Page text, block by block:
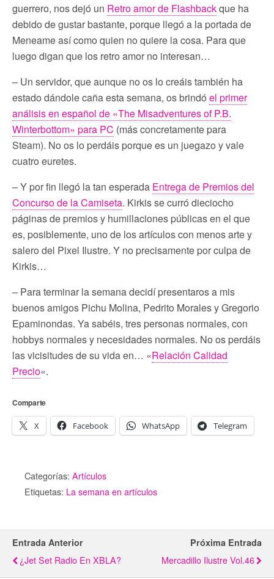
guerrero, nos dejó un Retro amor de Flashbackque ha
debido de gustar bastante, porque llegó a la portada de
Meneame así como quien no quiere la cosa. Para que
luego digan que los retro amor no interesan…
– Un servidor, que aunque no os lo creáis también ha
estado dándole caña esta semana, os brindó el primer
análisis en español de «The Misadventures of P.B.
Winterbottom» para PC (más concretamente para
Steam). No os lo perdáis porque es un juegazo y vale
cuatro euretes.
– Y por fin llegó la tan esperada Entrega de Premios del
Concurso de la Camiseta. Kirkis se curró dieciocho
páginas de premios y humillaciones públicas en el que
es, posiblemente, uno de los artículos con menos arte y
salero del Pixel Ilustre. Y no precisamente por culpa de
Kirkis…
– Para terminar la semana decidí presentaros a mis
buenos amigos Pichu Molina, Pedrito Morales y Gregorio
Epaminondas. Ya sabéis, tres personas normales, con
hobbys normales y necesidades normales. No os perdáis
las vicisitudes de su vida en… «Relación Calidad
Precio«.
Comparte
X Facebook WhatsApp Telegram
Categorías: Artículos
Etiquetas: La semana en artículos
Entrada Anterior
¿Jet Set Radio En XBLA?
Próxima Entrada
Mercadillo Ilustre Vol.46